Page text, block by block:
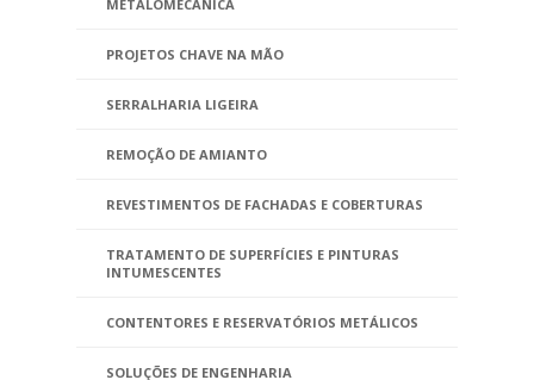
METALOMECÂNICA
PROJETOS CHAVE NA MÃO
SERRALHARIA LIGEIRA
REMOÇÃO DE AMIANTO
REVESTIMENTOS DE FACHADAS E COBERTURAS
TRATAMENTO DE SUPERFÍCIES E PINTURAS
INTUMESCENTES
CONTENTORES E RESERVATÓRIOS METÁLICOS
SOLUÇÕES DE ENGENHARIA